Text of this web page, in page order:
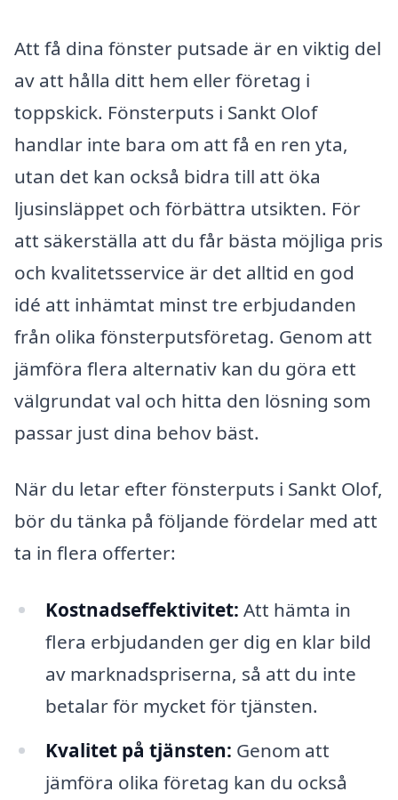
Att få dina fönster putsade är en viktig del
av att hålla ditt hem eller företag i
toppskick. Fönsterputs i Sankt Olof
handlar inte bara om att få en ren yta,
utan det kan också bidra till att öka
ljusinsläppet och förbättra utsikten. För
att säkerställa att du får bästa möjliga pris
och kvalitetsservice är det alltid en god
idé att inhämtat minst tre erbjudanden
från olika fönsterputsföretag. Genom att
jämföra flera alternativ kan du göra ett
välgrundat val och hitta den lösning som
passar just dina behov bäst.
När du letar efter fönsterputs i Sankt Olof,
bör du tänka på följande fördelar med att
ta in flera offerter:
Kostnadseffektivitet: Att hämta in
flera erbjudanden ger dig en klar bild
av marknadspriserna, så att du inte
betalar för mycket för tjänsten.
Kvalitet på tjänsten: Genom att
jämföra olika företag kan du också